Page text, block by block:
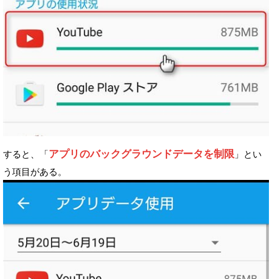
すると、「アプリのバックグラウンドデータを制限 」とい
う項目がある。